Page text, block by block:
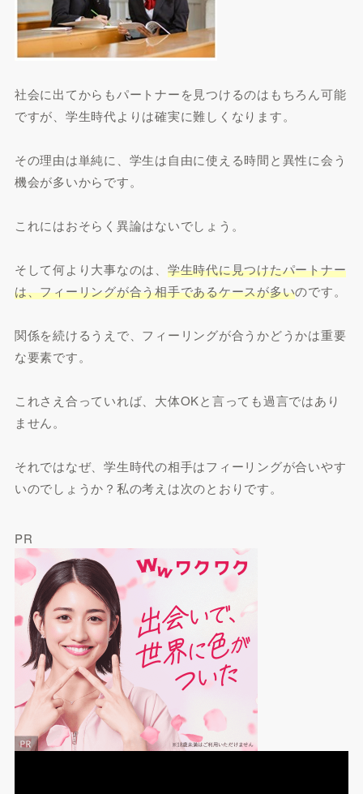
社会に出てからもパートナーを見つけるのはもちろん可能
ですが、学生時代よりは確実に難しくなります。
その理由は単純に、学生は自由に使える時間と異性に会う
機会が多いからです。
これにはおそらく異論はないでしょう。
そして何より大事なのは、 学生時代に見つけたパートナー
は、フィーリングが合う相手であるケースが多いのです。
関係を続けるうえで、フィーリングが合うかどうかは重要
な要素です。
これさえ合っていれば、大体OKと言っても過言ではあり
ません。
それではなぜ、学生時代の相手はフィーリングが合いやす
いのでしょうか？私の考えは次のとおりです。
PR